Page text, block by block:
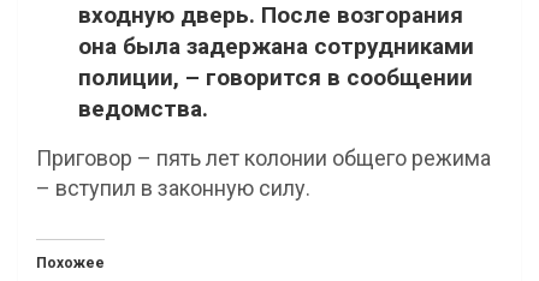
входную дверь. После возгорания
она была задержана сотрудниками
полиции, – говорится в сообщении
ведомства.
Приговор – пять лет колонии общего режима
– вступил в законную силу.
Похожее